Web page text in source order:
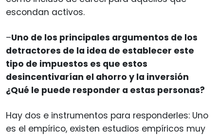
escondan activos.
–Uno de los principales argumentos de los
detractores de la idea de establecer este
tipo de impuestos es que estos
desincentivarían el ahorro y la inversión
¿Qué le puede responder a estas personas?
Hay dos e instrumentos para responderles: Uno
es el empírico, existen estudios empíricos muy